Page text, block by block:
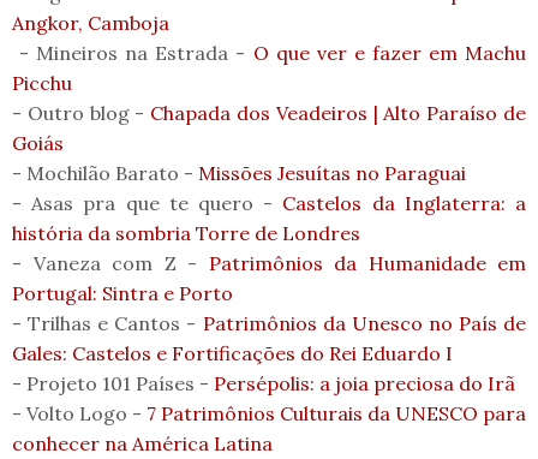
Angkor, Camboja
- Mineiros na Estrada - O que ver e fazer em Machu
Picchu
- Outro blog - Chapada dos Veadeiros | Alto Paraíso de
Goiás
- Mochilão Barato - Missões Jesuítas no Paraguai
- Asas pra que te quero - Castelos da Inglaterra: a
história da sombria Torre de Londres
- Vaneza com Z - Patrimônios da Humanidade em
Portugal: Sintra e Porto
- Trilhas e Cantos - Patrimônios da Unesco no País de
Gales: Castelos e Fortificações do Rei Eduardo I
- Projeto 101 Países - Persépolis: a joia preciosa do Irã
- Volto Logo - 7 Patrimônios Culturais da UNESCO para
conhecer na América Latina